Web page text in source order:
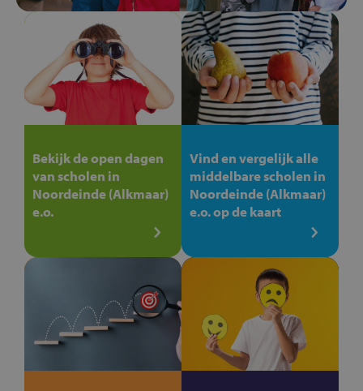
Bekijk de open dagen
van scholen in
Noordeinde (Alkmaar)
e.o.
Vind en vergelijk alle
middelbare scholen in
Noordeinde (Alkmaar)
e.o. op de kaart